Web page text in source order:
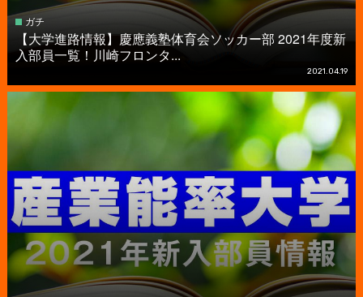
ガチ
【大学進路情報】慶應義塾体育会ソッカー部 2021年度新
入部員一覧！川崎フロンタ...
2021.04.19